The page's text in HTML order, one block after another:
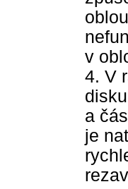
v
4. V
a
je